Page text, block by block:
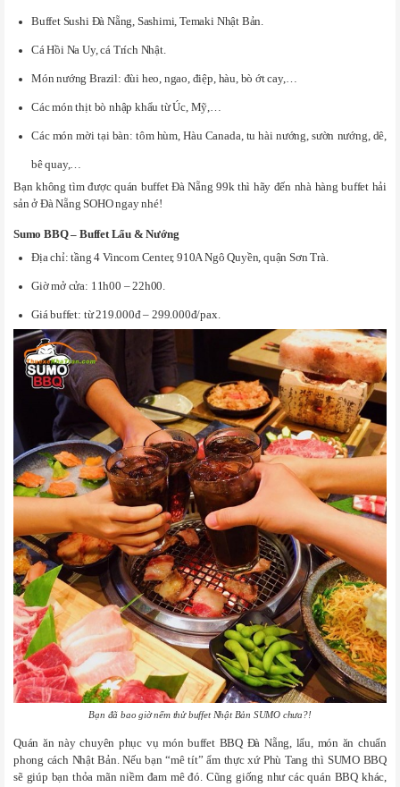
Buffet Sushi Đà Nẵng, Sashimi, Temaki Nhật Bản.
Cá Hồi Na Uy, cá Trích Nhật.
Món nướng Brazil: đùi heo, ngao, điệp, hàu, bò ớt cay,…
Các món thịt bò nhập khẩu từ Úc, Mỹ,…
Các món mời tại bàn: tôm hùm, Hàu Canada, tu hài nướng, sườn nướng, dê,
bê quay,…
Bạn không tìm được quán buffet Đà Nẵng 99k thì hãy đến nhà hàng buffet hải
sản ở Đà Nẵng SOHO ngay nhé!
Sumo BBQ – Buffet Lẩu & Nướng
Địa chỉ: tầng 4 Vincom Center, 910A Ngô Quyền, quận Sơn Trà.
Giờ mở cửa: 11h00 – 22h00.
Giá buffet: từ 219.000đ – 299.000đ/pax.
Bạn đã bao giờ nếm thử buffet Nhật Bản SUMO chưa?!
Quán ăn này chuyên phục vụ món buffet BBQ Đà Nẵng, lẩu, món ăn chuẩn
phong cách Nhật Bản. Nếu bạn “mê tít” ẩm thực xứ Phù Tang thì SUMO BBQ
sẽ giúp bạn thỏa mãn niềm đam mê đó. Cũng giống như các quán BBQ khác,